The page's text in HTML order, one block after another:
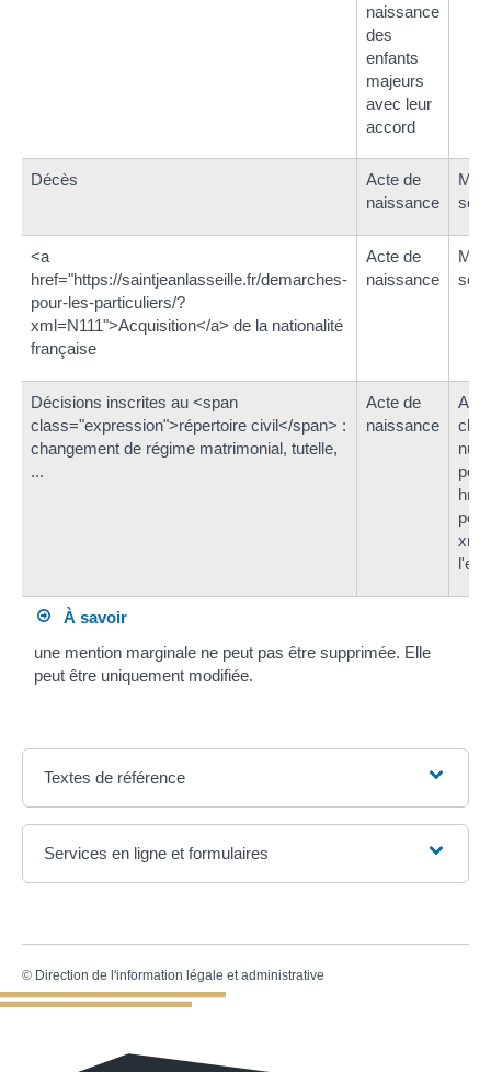
naissance
des
enfants
majeurs
avec leur
accord
Décès
Acte de
naissance
<a
href="https://saintjeanlasseille.fr/demarches-
pour-les-particuliers/?
xml=N111">Acquisition</a> de la nationalité
française
Acte de
naissance
Décisions inscrites au <span
class="expression">répertoire civil</span> :
changement de régime matrimonial, tutelle,
...
Acte de
naissance
À savoir
une mention marginale ne peut pas être supprimée. Elle
peut être uniquement modifiée.
Textes de référence
Services en ligne et formulaires
© Direction de l'information légale et administrative